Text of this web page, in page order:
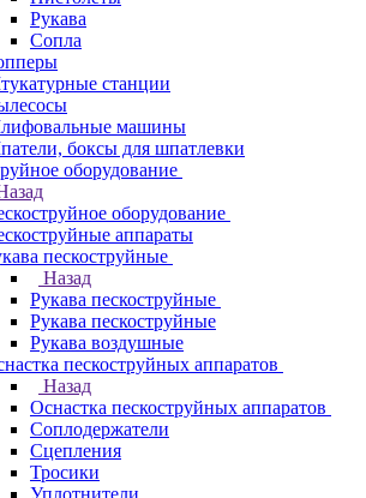
Рукава
Сопла
станции
машины
боксы для шпатлевки
оборудование
оборудование
аппараты
пескоструйные
Назад
Рукава пескоструйные
Рукава пескоструйные
Рукава воздушные
пескоструйных аппаратов
Назад
Оснастка пескоструйных аппаратов
Соплодержатели
Сцепления
Тросики
Уплотнители